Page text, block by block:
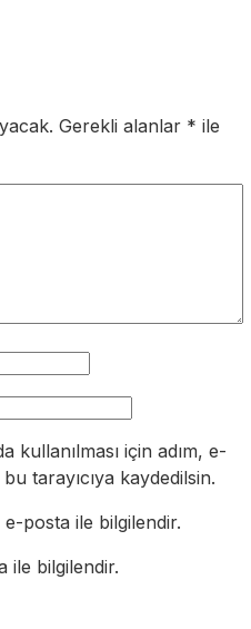
Gerekli alanlar * ile
kullanılması için adım, e-
tarayıcıya kaydedilsin.
posta ile bilgilendir.
ile bilgilendir.